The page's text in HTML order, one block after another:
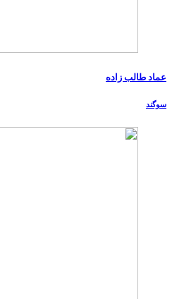
عماد طالب زاده
سوگند